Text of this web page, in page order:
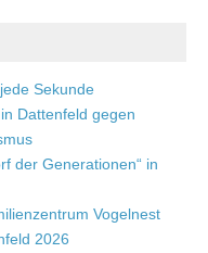
Sekunde
Dattenfeld gegen
der Generationen“ in
Vogelnest
2026